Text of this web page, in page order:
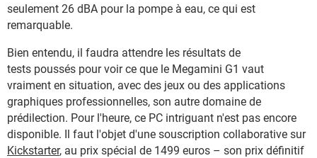
seulement 26 dBA pour la pompe à eau, ce qui est
remarquable.
Bien entendu, il faudra attendre les résultats de
tests poussés pour voir ce que le Megamini G1 vaut
vraiment en situation, avec des jeux ou des applications
graphiques professionnelles, son autre domaine de
prédilection. Pour l'heure, ce PC intriguant n'est pas encore
disponible. Il faut l'objet d'une souscription collaborative sur
Kickstarter, au prix spécial de 1499 euros – son prix définitif